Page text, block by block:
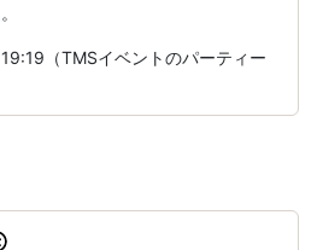
（TMSイベントのパーティー